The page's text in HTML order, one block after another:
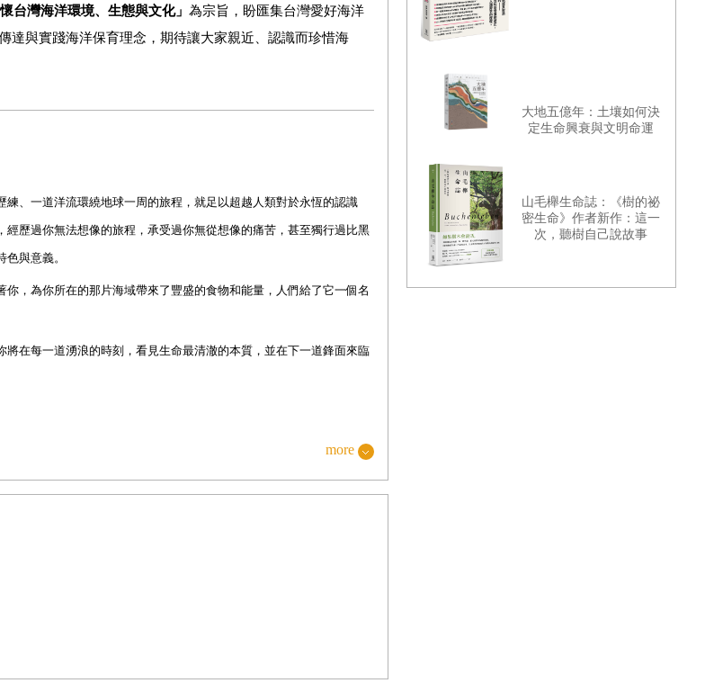
懷台灣海洋環境、生態與文化」 為宗旨，盼匯集台灣愛好海洋
達與實踐海洋保育理念，期待讓大家親近、認識而珍惜海
、一道洋流環繞地球一周的旅程，就足以超越人類對於永恆的認識
歷過你無法想像的旅程，承受過你無從想像的痛苦，甚至獨行過比黑
與意義。
，為你所在的那片海域帶來了豐盛的食物和能量，人們給了它一個名
在每一道湧浪的時刻，看見生命最清澈的本質，並在下一道鋒面來臨
著他們的祖先與大鯨的故事，那些來自海上的傳說沸騰著他們的血
代代相傳祖靈對海的敬畏、與鯨諦下的信諾與淵源，仍時時提示著他
祖先們追逐獵捕的目標。回顧著那曾經悲傷的歷史，也許源於人類的
乳類動物，又再一次被獵捕上岸，牠們身上的油脂照亮了人類的歷
化也逐漸走向毀滅。高度快速的發展改變了島上信仰的結構，海岸線
more
大地五億年：土壤如何決
定生命興衰與文明命運
山毛櫸生命誌：《樹的祕
密生命》作者新作：這一
次，聽樹自己說故事